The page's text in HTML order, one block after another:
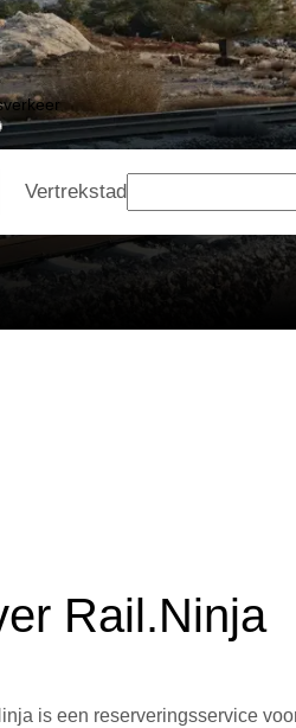
Vertrekstad
Rail.Ninja
is een reserveringsservice